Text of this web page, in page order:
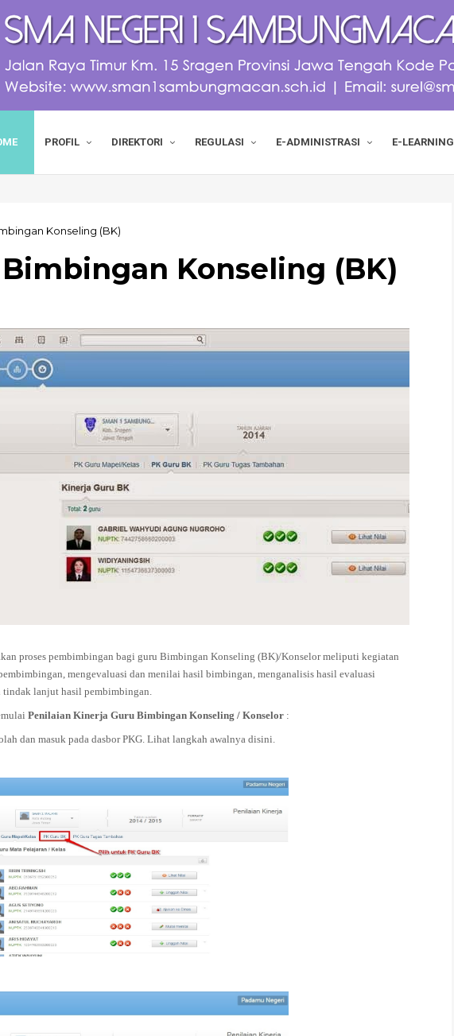
PROFIL DIREKTORI REGULASI E-ADMINISTRASI E-LEARNING
Konseling (BK)
Bimbingan Konseling (BK)
proses pembimbingan bagi guru Bimbingan Konseling (BK)/Konselor meliputi kegiatan
mengevaluasi dan menilai hasil bimbingan, menganalisis hasil evaluasi
tindak lanjut hasil pembimbingan.
Penilaian Kinerja Guru Bimbingan Konseling / Konselor :
dan masuk pada dasbor PKG. Lihat langkah awalnya disini.